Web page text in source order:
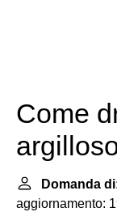
Come
Domanda
aggiornamento: